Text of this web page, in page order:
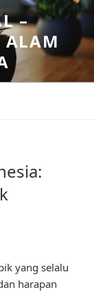
–
ALAM
yang selalu
harapan